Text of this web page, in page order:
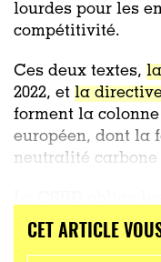
lourdes pour les
compétitivité.
Ces deux textes,
2022, et la
forment la
européen, dont la
neutralité carbone
CET ARTICLE